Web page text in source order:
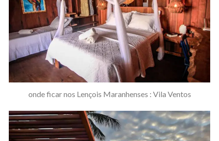
onde ficar nos Lençois Maranhenses : Vila Ventos